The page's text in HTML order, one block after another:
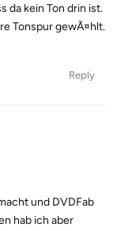
da kein Ton drin ist.
Tonspur gewÃ¤hlt.
Reply
und DVDFab
hab ich aber